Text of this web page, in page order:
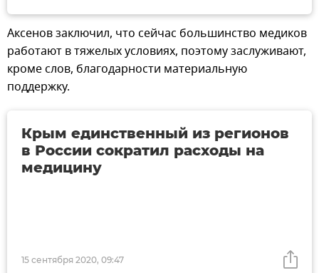
Аксенов заключил, что сейчас большинство медиков
работают в тяжелых условиях, поэтому заслуживают,
кроме слов, благодарности материальную
поддержку.
15 сентября 2020, 09:47
Крым единственный из регионов
в России сократил расходы на
медицину